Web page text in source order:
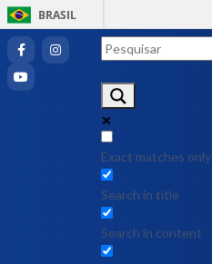
BRASIL
Exact matches only
Search in title
Search in content